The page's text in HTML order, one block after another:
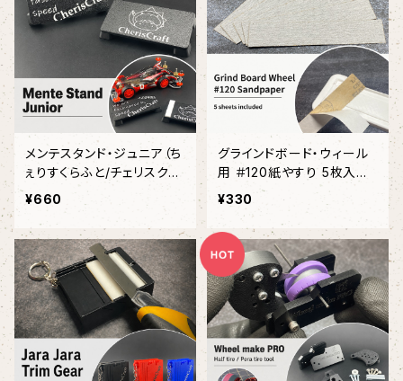
メンテスタンド・ジュニア（ち
ぇりすくらふと/チェリスクラ
フト）
¥660
グラインドボード・ウィール
用 ＃120紙やすり 5枚入り
（ちぇりすくらふと・チェリス
クラフト）
¥330